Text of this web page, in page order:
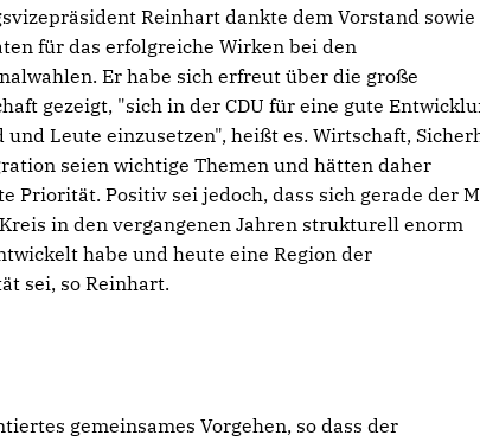
Reinhart dankte dem Vorstand sowie
für das erfolgreiche Wirken bei den
Er habe sich erfreut über die große
gezeigt, "sich in der CDU für eine gute
und Leute einzusetzen", heißt es. Wirtschaft,
seien wichtige Themen und hätten daher
Priorität. Positiv sei jedoch, dass sich gerade der
in den vergangenen Jahren strukturell enorm
habe und heute eine Region der
sei, so Reinhart.
gemeinsames Vorgehen, so dass der